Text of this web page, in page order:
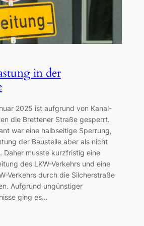
in der
2025 ist aufgrund von Kanal-
die Brettener Straße gesperrt.
war eine halbseitige Sperrung,
der Baustelle aber als nicht
Daher musste kurzfristig eine
des LKW-Verkehrs und eine
Verkehrs durch die Silcherstraße
Aufgrund ungünstiger
ging es…